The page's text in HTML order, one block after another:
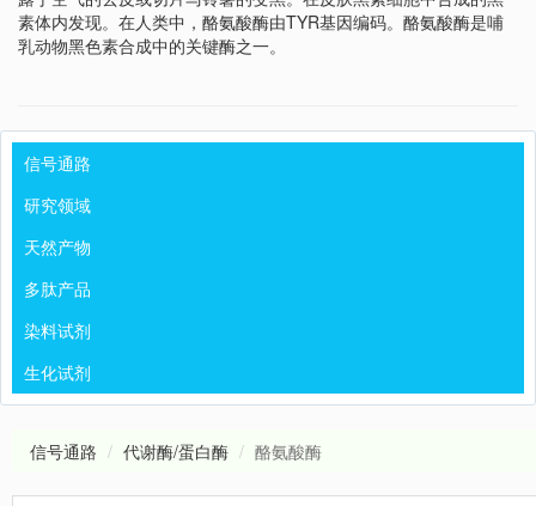
素体内发现。在人类中，酪氨酸酶由TYR基因编码。酪氨酸酶是哺
乳动物黑色素合成中的关键酶之一。
信号通路
研究领域
天然产物
多肽产品
染料试剂
生化试剂
信号通路 代谢酶/蛋白酶 酪氨酸酶